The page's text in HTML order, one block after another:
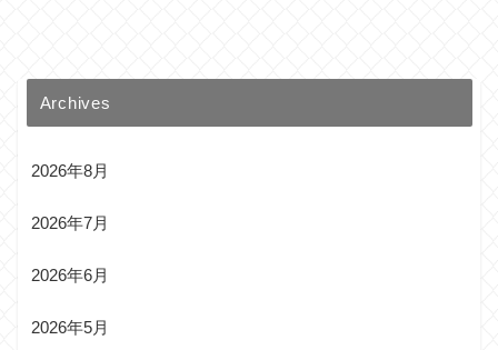
Archives
2026年8月
2026年7月
2026年6月
2026年5月